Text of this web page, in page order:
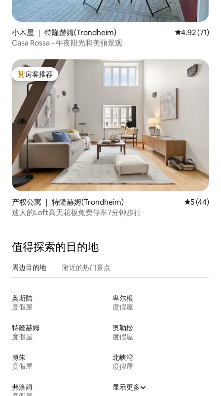
小木屋 ｜ 特隆赫姆(Trondheim) 平均评分
4.92 (71)
Casa Rossa - 午夜阳光和美丽景观
热门「房客推荐」
房客推荐
产权公寓 ｜ 特隆赫姆(Trondheim) 平均评分
5 (44)
迷人的Loft高天花板免费停车7分钟步行
值得探索的目的地
周边目的地 附近的热门景点
奥斯陆
度假屋
卑尔根
度假屋
特隆赫姆
度假屋
奥勒松
度假屋
博朱
度假屋
北峡湾
度假屋
弗洛姆
显示更多